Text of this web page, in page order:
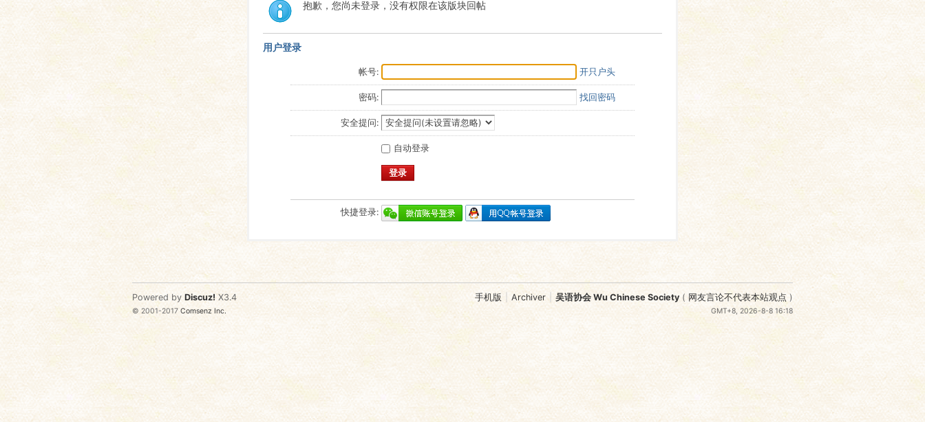
抱歉，您尚未登录，没有权限在该版块回帖
用户登录
帐号: 开只户头
密码: 找回密码
安全提问:
自动登录
登录
快捷登录:
手机版 Archiver 吴语协会 Wu Chinese Society ( 网友言论不代表本站观点 )
GMT+8, 2026-8-8 16:18
Powered by Discuz! X3.4
© 2001-2017Comsenz Inc.